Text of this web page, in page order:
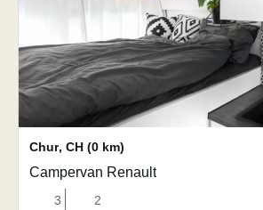
Chur, CH (0 km)
Campervan Renault
3 2